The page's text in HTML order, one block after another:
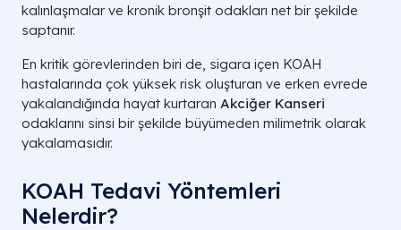
kalınlaşmalar ve kronik bronşit odakları net bir şekilde
saptanır.
En kritik görevlerinden biri de, sigara içen KOAH
hastalarında çok yüksek risk oluşturan ve erken evrede
yakalandığında hayat kurtaran Akciğer Kanseri
odaklarını sinsi bir şekilde büyümeden milimetrik olarak
yakalamasıdır.
KOAH Tedavi Yöntemleri
Nelerdir?